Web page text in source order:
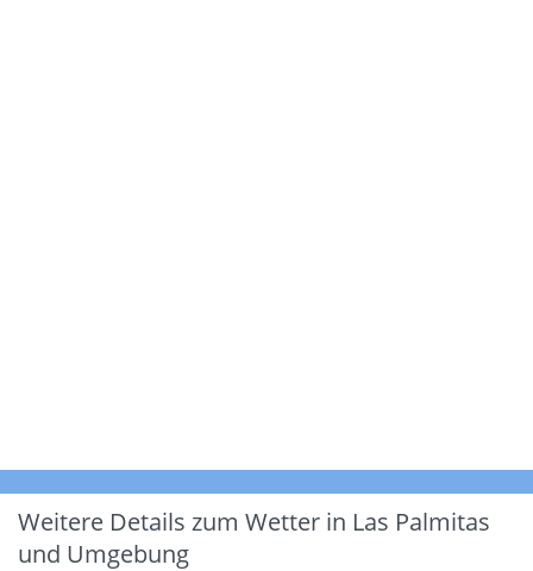
Weitere Details zum Wetter in Las Palmitas
und Umgebung